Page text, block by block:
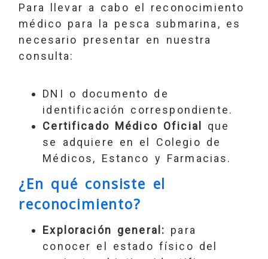
Para llevar a cabo el reconocimiento
médico para la pesca submarina, es
necesario presentar en nuestra
consulta:
DNI o documento de
identificación correspondiente.
Certificado Médico Oficial
que
se adquiere en el Colegio de
Médicos, Estanco y Farmacias.
¿En qué consiste el
reconocimiento?
Exploración general: para
conocer el estado físico del